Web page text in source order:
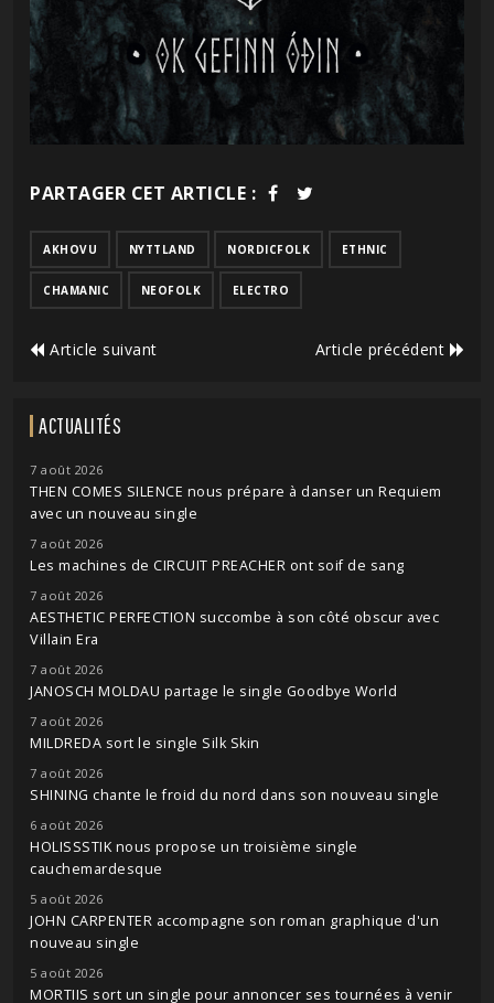
PARTAGER CET ARTICLE :
AKHOVU NYTTLAND NORDICFOLK ETHNIC
CHAMANIC NEOFOLK ELECTRO
Article suivant Article précédent
ACTUALITÉS
7 août 2026
THEN COMES SILENCE nous prépare à danser un Requiem
avec un nouveau single
7 août 2026
Les machines de CIRCUIT PREACHER ont soif de sang
7 août 2026
AESTHETIC PERFECTION succombe à son côté obscur avec
Villain Era
7 août 2026
JANOSCH MOLDAU partage le single Goodbye World
7 août 2026
MILDREDA sort le single Silk Skin
7 août 2026
SHINING chante le froid du nord dans son nouveau single
6 août 2026
HOLISSSTIK nous propose un troisième single
cauchemardesque
5 août 2026
JOHN CARPENTER accompagne son roman graphique d'un
nouveau single
5 août 2026
MORTIIS sort un single pour annoncer ses tournées à venir